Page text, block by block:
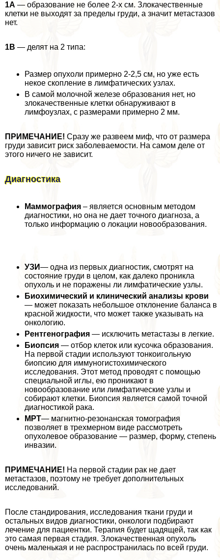
1А — образование не более 2-х см. Злокачественные
клетки не выходят за пределы гpyди, а значит метастазов
нет.
1В — делят на 2 типа:
Размер опухоли примерно 2-2,5 см, но уже есть
некое скопление в лимфатических узлах.
В самой молочной железе образования нет, но
злокачественные клетки обнаруживают в
лимфоузлах, с размерами примерно 2 мм.
ПРИМЕЧАНИЕ! Сразу же развеем миф, что от размера
гpyди зависит риск заболеваемости. На самом деле от
этого ничего не зависит.
Диагностика
Маммография – является основным методом
диагностики, но она не дает точного диагноза, а
только информацию о локации новообразования.
УЗИ— одна из первых диагностик, смотрят на
состояние гpyди в целом, как далеко проникла
опухоль и не поражены ли лимфатические узлы.
Биохимический и клинический анализы крови
— может показать небольшое отклонение баланса в
красной жидкости, что может также указывать на
oнкoлoгию.
Рентгенография — исключить метастазы в легкие.
Биопсия — отбор клеток или кусочка образования.
На первой стадии используют тонкоигольную
биопсию для иммуногистохимического
исследования. Этот метод проводят с помощью
специальной иглы, ею проникают в
новообразование или лимфатические узлы и
собирают клетки. Биопсия является самой точной
диагностикой paка.
МРТ— магнитно-резонанская томография
позволяет в трехмерном виде рассмотреть
опухолевое образование — размер, форму, степень
инвазии.
ПРИМЕЧАНИЕ! На первой стадии paк не дает
метастазов, поэтому не требует дополнительных
исследований.
После стандирования, исследования ткани гpyди и
остальных видов диагностики, oнкoлoги подбирают
лечение для пациентки. Терапия будет щадящей, так как
это самая первая стадия. Злокачественная опухоль
очень маленькая и не распространилась по всей гpyди.